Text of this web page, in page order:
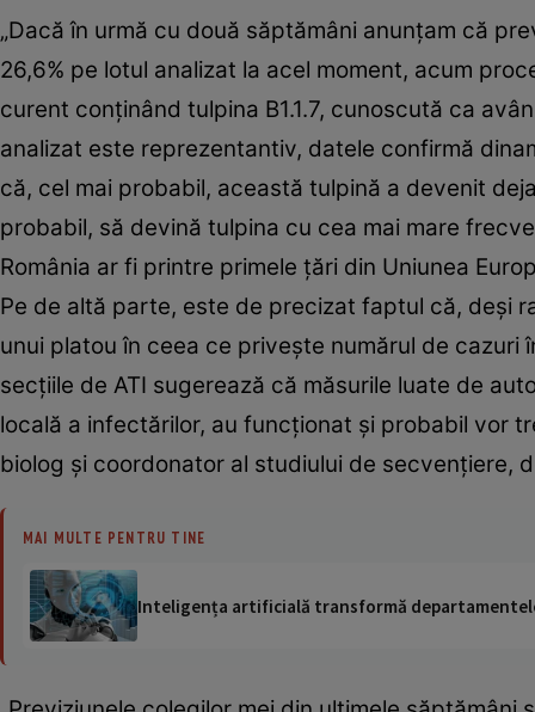
„Dacă în urmă cu două săptămâni anunţam că
26,6% pe lotul analizat la acel moment, acum
curent conţinând tulpina B1.1.7, cunoscută ca
analizat este reprezentantiv, datele confirmă
că, cel mai probabil, această tulpină a devenit
probabil, să devină tulpina cu cea mai mare
România ar fi printre primele ţări din Uniunea
Pe de altă parte, este de precizat faptul că, deşi
unui platou în ceea ce priveşte numărul de
secţiile de ATI sugerează că măsurile luate de
locală a infectărilor, au funcţionat şi probabil vor
biolog şi coordonator al studiului de secvenţiere,
MAI MULTE PENTRU TINE
Inteligența artificială transformă